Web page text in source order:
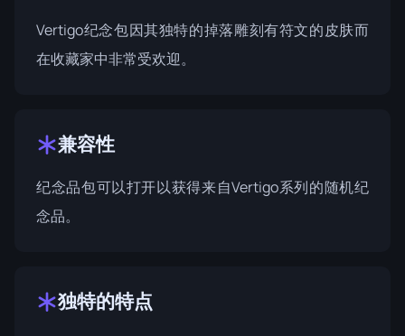
Vertigo纪念包因其独特的掉落雕刻有符文的皮肤而
在收藏家中非常受欢迎。
兼容性
纪念品包可以打开以获得来自Vertigo系列的随机纪
念品。
独特的特点